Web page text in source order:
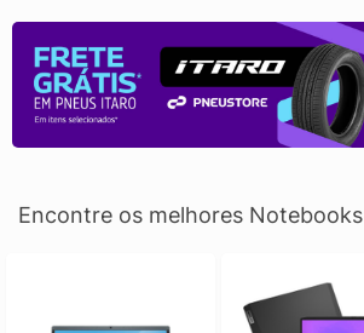
Encontre os melhores Notebooks